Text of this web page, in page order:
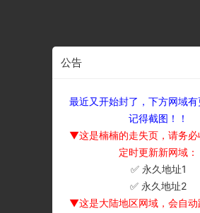
公告
最近又开始封了，下方网域
记得截图！！
▼这是楠楠的走失页，请务必
定时更新新网域：
✅ 永久地址1
✅ 永久地址2
▼这是大陆地区网域，会自动